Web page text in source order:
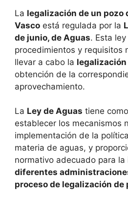
La legalización de un pozo
Vasco está regulada por la
de junio, de Aguas. Esta
procedimientos y requisitos
llevar a cabo la legalización
obtención de la
aprovechamiento.
La Ley de Aguas tiene
establecer los mecanismos
implementación de la
materia de aguas, y
normativo adecuado para
diferentes
proceso de legalización de